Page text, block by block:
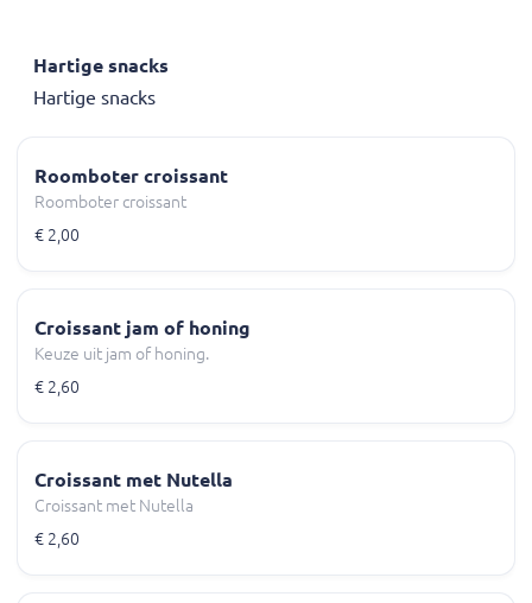
Hartige snacks
Hartige snacks
Roomboter croissant
Roomboter croissant
€ 2,00
Croissant jam of honing
Keuze uit jam of honing.
€ 2,60
Croissant met Nutella
Croissant met Nutella
€ 2,60